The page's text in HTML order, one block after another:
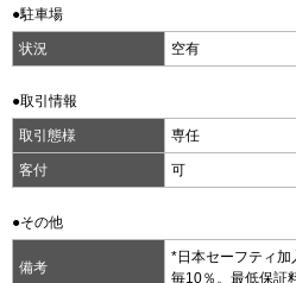
●駐車場
状況 空有
●取引情報
取引態様 専任
客付 可
●その他
備考
*日本セーフティ
毎10％。最低保証